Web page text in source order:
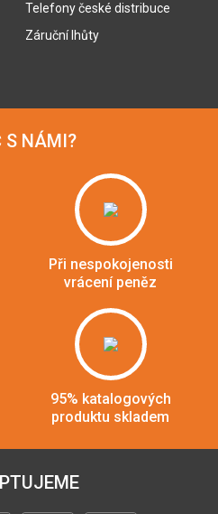
Telefony české distribuce
Záruční lhůty
S NÁMI?
Při nespokojenosti
vrácení peněz
95% katalogových
produktu skladem